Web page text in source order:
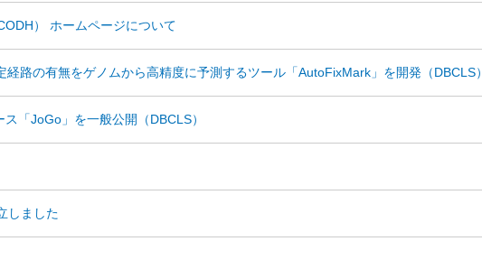
） ホームページについて
経路の有無をゲノムから高精度に予測するツール「AutoFixMark」を開発（DBCLS）
「JoGo」を一般公開（DBCLS）
しました